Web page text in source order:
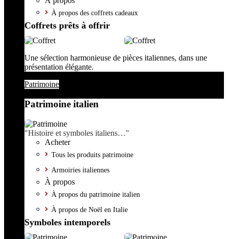
À propos des coffrets cadeaux
Coffrets prêts à offrir
Une sélection harmonieuse de pièces italiennes, dans une
présentation élégante.
Patrimoine
Patrimoine italien
"Histoire et symboles italiens…"
Acheter
Tous les produits patrimoine
Armoiries italiennes
À propos
À propos du patrimoine italien
À propos de Noël en Italie
Symboles intemporels